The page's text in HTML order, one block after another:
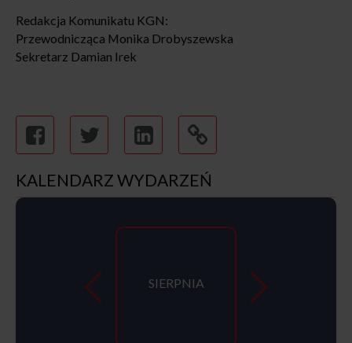
Redakcja Komunikatu KGN:
Przewodnicząca Monika Drobyszewska
Sekretarz Damian Irek
KALENDARZ WYDARZEŃ
SIERPNIA